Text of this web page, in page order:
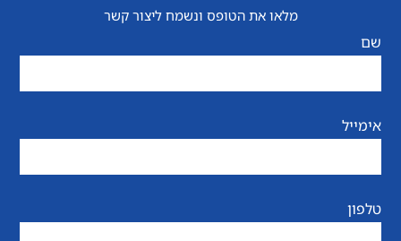
מלאו את הטופס ונשמח ליצור קשר
שם
אימייל
טלפון